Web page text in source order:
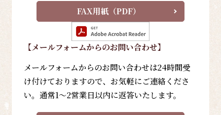
FAX用紙（PDF）
【メールフォームからのお問い合わせ】
メールフォームからのお問い合わせは24時間受
け付けておりますので、お気軽にご連絡くださ
い。通常1～2営業日以内に返答いたします。